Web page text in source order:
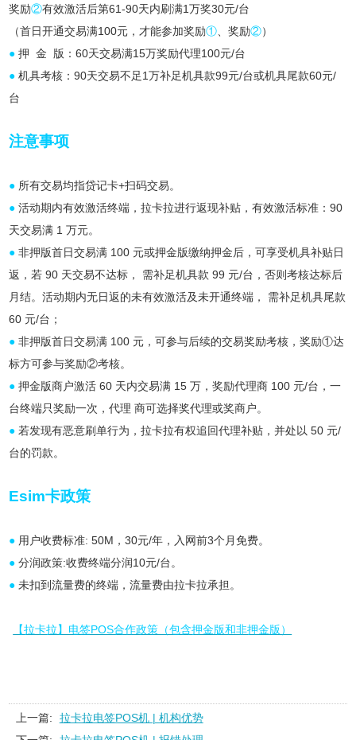
奖励②有效激活后第61-90天内刷满1万奖30元/台
（首日开通交易满100元，才能参加奖励①、奖励②）
● 押 金 版：60天交易满15万奖励代理100元/台
● 机具考核：90天交易不足1万补足机具款99元/台或机具尾款60元/
台
注意事项
● 所有交易均指贷记卡+扫码交易。
● 活动期内有效激活终端，拉卡拉进行返现补贴，有效激活标准：90
天交易满 1 万元。
● 非押版首日交易满 100 元或押金版缴纳押金后，可享受机具补贴日
返，若 90 天交易不达标， 需补足机具款 99 元/台，否则考核达标后
月结。活动期内无日返的未有效激活及未开通终端， 需补足机具尾款
60 元/台；
● 非押版首日交易满 100 元，可参与后续的交易奖励考核，奖励①达
标方可参与奖励②考核。
● 押金版商户激活 60 天内交易满 15 万，奖励代理商 100 元/台，一
台终端只奖励一次，代理 商可选择奖代理或奖商户。
● 若发现有恶意刷单行为，拉卡拉有权追回代理补贴，并处以 50 元/
台的罚款。
Esim卡政策
● 用户收费标准: 50M，30元/年，入网前3个月免费。
● 分润政策:收费终端分润10元/台。
● 未扣到流量费的终端，流量费由拉卡拉承担。
【拉卡拉】电签POS合作政策（包含押金版和非押金版）
上一篇:
拉卡拉电签POS机 | 机构优势